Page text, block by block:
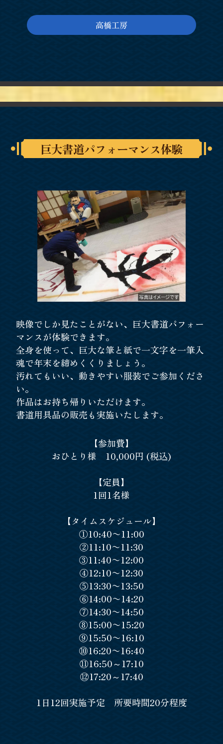
高橋工房
巨大書道パフォーマンス体験
映像でしか見たことがない、巨大書道パフォー
マンスが体験できます。
全身を使って、巨大な筆と紙で一文字を一筆入
魂で年末を締めくくりましょう。
汚れてもいい、動きやすい服装でご参加くださ
い。
作品はお持ち帰りいただけます。
書道用具品の販売も実施いたします。
【参加費】
おひとり様 10,000円 (税込)
【定員】
1回1名様
【タイムスケジュール】
①10:40〜11:00
②11:10〜11:30
③11:40〜12:00
④12:10〜12:30
⑤13:30〜13:50
⑥14:00〜14:20
⑦14:30〜14:50
⑧15:00〜15:20
⑨15:50〜16:10
⑩16:20〜16:40
⑪16:50～17:10
⑫17:20～17:40
1日12回実施予定 所要時間20分程度